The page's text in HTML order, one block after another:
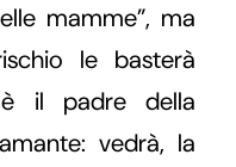
mamme”, ma
le basterà
il padre della
vedrà, la